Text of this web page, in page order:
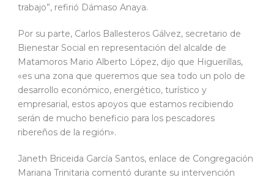
trabajo”, refirió Dámaso Anaya.
Por su parte, Carlos Ballesteros Gálvez, secretario de
Bienestar Social en representación del alcalde de
Matamoros Mario Alberto López, dijo que Higuerillas,
«es una zona que queremos que sea todo un polo de
desarrollo económico, energético, turístico y
empresarial, estos apoyos que estamos recibiendo
serán de mucho beneficio para los pescadores
ribereños de la región».
Janeth Briceida García Santos, enlace de Congregación
Mariana Trinitaria comentó durante su intervención